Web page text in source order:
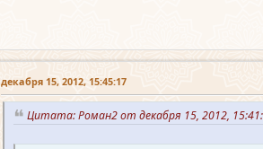
декабря 15, 2012, 15:45:17
Цитата: Роман2 от декабря 15, 2012,